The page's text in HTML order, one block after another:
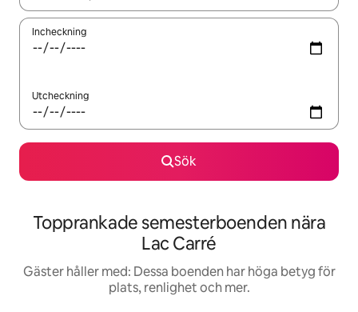
Incheckning
Utcheckning
Sök
Topprankade semesterboenden nära
Lac Carré
Gäster håller med: Dessa boenden har höga betyg för
plats, renlighet och mer.